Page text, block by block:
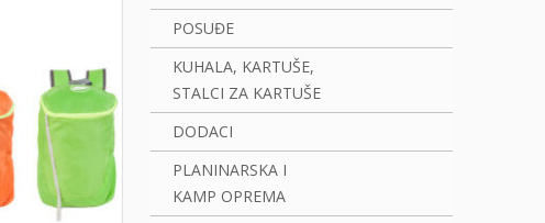
POSUĐE
KUHALA, KARTUŠE,
STALCI ZA KARTUŠE
DODACI
PLANINARSKA I
KAMP OPREMA